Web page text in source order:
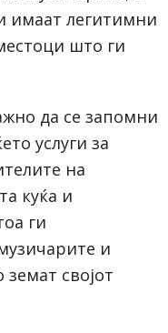
имаат легитимни
што ги
да се запомни
услуги за
на
куќа и
ги
и
земат својот